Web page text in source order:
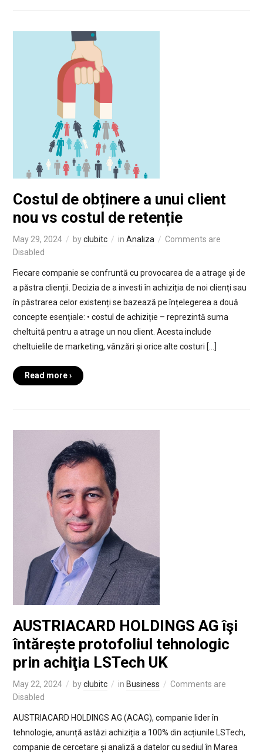
Costul de obținere a unui client
nou vs costul de retenție
May 29, 2024 byclubitc in Analiza
Comments are
Disabled
Fiecare companie se confruntă cu provocarea de a atrage și de
a păstra clienții. Decizia de a investi în achiziția de noi clienți sau
în păstrarea celor existenți se bazează pe înțelegerea a două
concepte esențiale: • costul de achiziție – reprezintă suma
cheltuită pentru a atrage un nou client. Acesta include
cheltuielile de marketing, vânzări și orice alte costuri […]
Read more ›
AUSTRIACARD HOLDINGS AG îşi
întărește protofoliul tehnologic
prin achiţia LSTech UK
May 22, 2024 byclubitc in Business
Comments are
Disabled
AUSTRIACARD HOLDINGS AG (ACAG), companie lider în
tehnologie, anunță astăzi achiziția a 100% din acțiunile LSTech,
companie de cercetare și analiză a datelor cu sediul în Marea